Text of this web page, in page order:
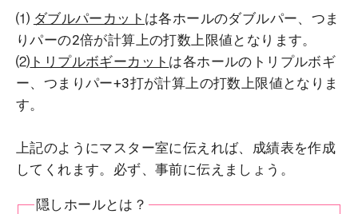
⑴ ダブルパーカット は各ホールのダブルパー、つま
りパーの2倍が計算上の打数上限値となります。
⑵ トリプルボギーカット は各ホールのトリプルボギ
ー、つまりパー+3打が計算上の打数上限値となりま
す。
上記のようにマスター室に伝えれば、成績表を作成
してくれます。必ず、事前に伝えましょう。
隠しホールとは？